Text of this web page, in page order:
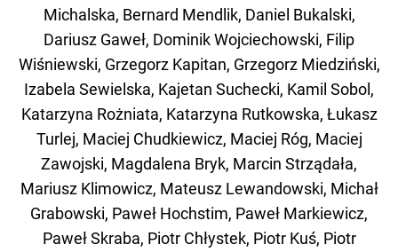
Michalska, Bernard Mendlik, Daniel Bukalski,
Dariusz Gaweł, Dominik Wojciechowski, Filip
Wiśniewski, Grzegorz Kapitan, Grzegorz Miedziński,
Izabela Sewielska, Kajetan Suchecki, Kamil Sobol,
Katarzyna Rożniata, Katarzyna Rutkowska, Łukasz
Turlej, Maciej Chudkiewicz, Maciej Róg, Maciej
Zawojski, Magdalena Bryk, Marcin Strządała,
Mariusz Klimowicz, Mateusz Lewandowski, Michał
Grabowski, Paweł Hochstim, Paweł Markiewicz,
Paweł Skraba, Piotr Chłystek, Piotr Kuś, Piotr